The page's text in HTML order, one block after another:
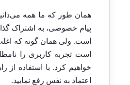
همان طور که ما همه
پیام خصوصی، به اشتراک
است. ولی همان گونه که
است تجربه کاربری را
خواهیم کرد. با استفاده از
اعتماد به نفس رفع نمایید.